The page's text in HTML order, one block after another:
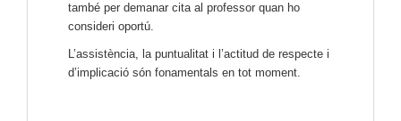
també per demanar cita al professor quan ho
consideri oportú.
L’assistència, la puntualitat i l’actitud de respecte i
d’implicació són fonamentals en tot moment.